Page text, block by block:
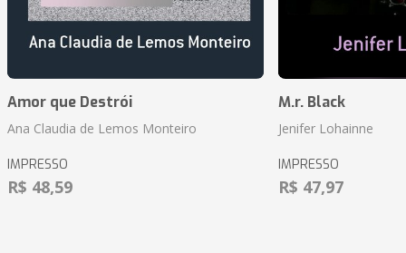
Amor que Destrói
Ana Claudia de Lemos Monteiro
IMPRESSO
R$ 48,59
M.r. Black
Jenifer Lohainne
IMPRESSO
R$ 47,97